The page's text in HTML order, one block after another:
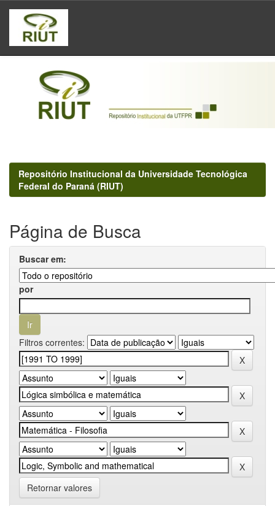
Skip
navigation
Repositório Institucional da Universidade Tecnológica
Federal do Paraná (RIUT)
Página de Busca
Buscar em:
por
Filtros correntes:
Retornar valores